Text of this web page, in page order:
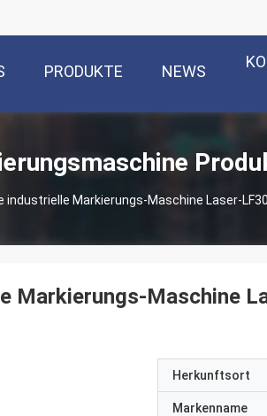
PRODUKTE NEWS
industrielle Markierungs-Maschine Laser-
Markierungs-Maschine
Herkunftsort
Markenname